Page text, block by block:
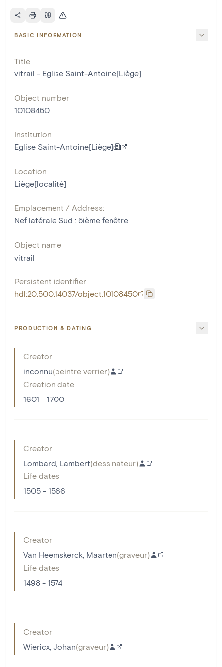
BASIC INFORMATION
Title
vitrail - Eglise Saint-Antoine[Liège]
Object number
10108450
Institution
Eglise Saint-Antoine[Liège]
Location
Liège[localité]
Emplacement / Address:
Nef latérale Sud : 5ième fenêtre
Object name
vitrail
Persistent identifier
hdl:20.500.14037/object.10108450
PRODUCTION & DATING
Creator
inconnu(peintre verrier)
Creation date
1601 - 1700
Creator
Lombard, Lambert(dessinateur)
Life dates
1505 - 1566
Creator
Van Heemskerck, Maarten(graveur)
Life dates
1498 - 1574
Creator
Wiericx, Johan(graveur)